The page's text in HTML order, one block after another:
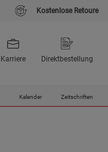
Kostenlose Retoure
Karriere Direktbestellung
Kalender Zeitschriften